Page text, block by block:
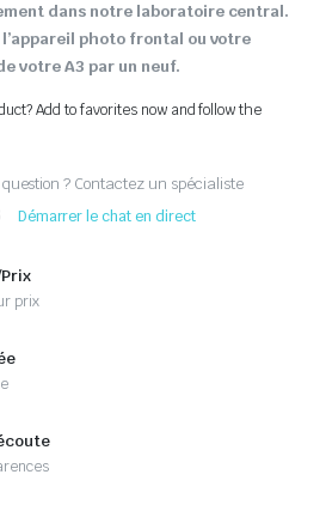
dans notre laboratoire central.
photo frontal ou votre
votre A3 par un neuf.
Add to favorites now and follow the
? Contactez un spécialiste
Démarrer le chat en direct
prix